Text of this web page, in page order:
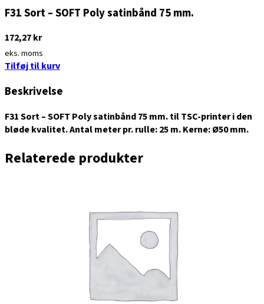
F31 Sort – SOFT Poly satinbånd 75 mm.
172,27kr
eks. moms
Tilføj til kurv
Beskrivelse
F31 Sort – SOFT Poly satinbånd 75 mm. til TSC-printer i den
bløde kvalitet. Antal meter pr. rulle: 25 m. Kerne: Ø50 mm.
Relaterede produkter